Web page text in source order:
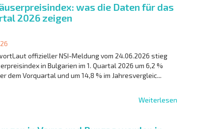
was die Daten für das
2026 zeigen
offizieller NSI-Meldung vom 24.06.2026 stieg
in Bulgarien im 1. Quartal 2026 um 6,2 %
dem Vorquartal und um 14,8 % im Jahresvergleic...
Weiterlesen